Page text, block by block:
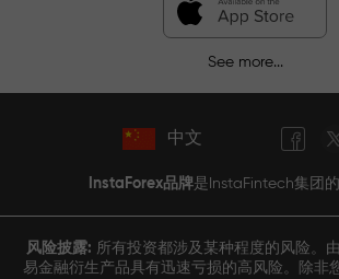
See more...
中文
InstaForex品牌是InstaFintech集团
风险披露: 所有投资都涉及某种程度的风险。
易金融衍生产品具有迅速亏损的高风险。除非